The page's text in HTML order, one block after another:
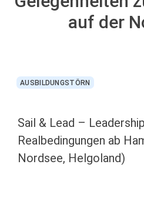
auf der
AUSBILDUNGSTÖRN
Sail & Lead –
Realbedingungen ab
Nordsee, Helgoland)